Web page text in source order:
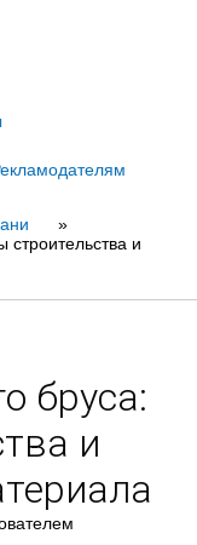
»
и
бруса:
и